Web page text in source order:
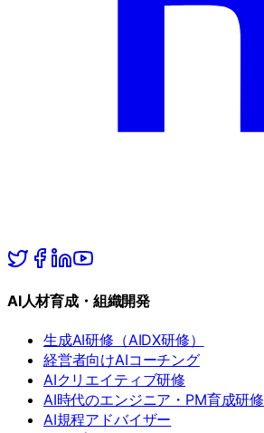
AI人材育成・組織開発
生成AI研修（AIDX研修）
経営者向けAIコーチング
AIクリエイティブ研修
AI時代のエンジニア・PM育成研修
AI規程アドバイザー